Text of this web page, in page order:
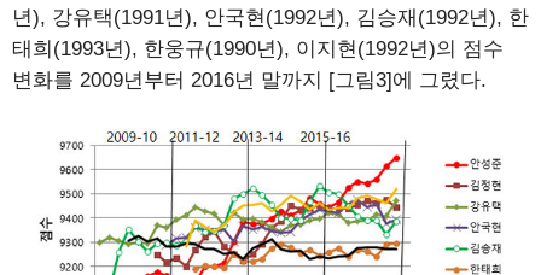
년), 강유택(1991년), 안국현(1992년), 김승재(1992년), 한
태희(1993년), 한웅규(1990년), 이지현(1992년)의 점수
변화를 2009년부터 2016년 말까지 [그림3]에 그렸다.